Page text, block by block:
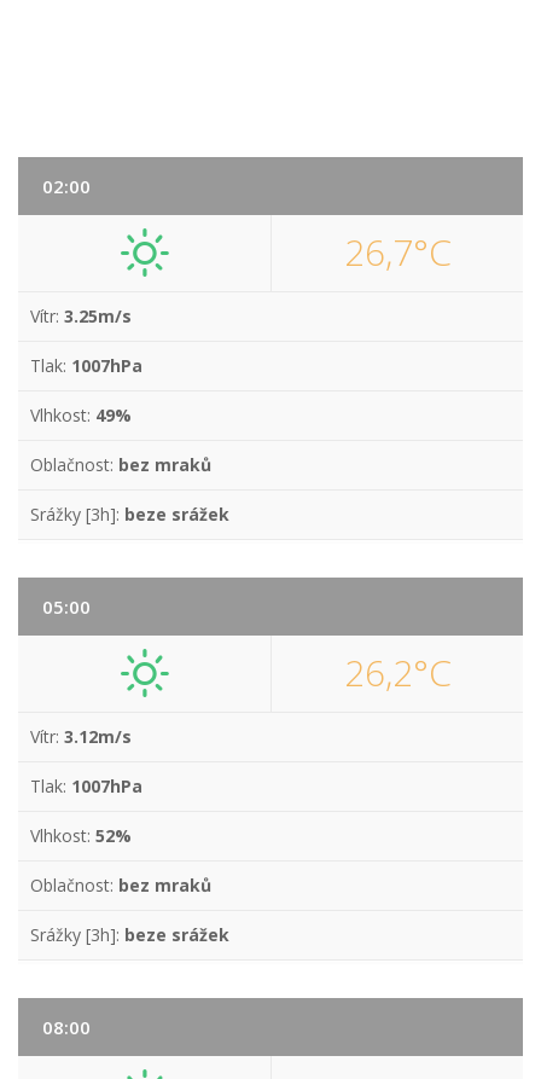
02:00
26,7°C
Vítr: 3.25m/s
Tlak: 1007hPa
Vlhkost: 49%
Oblačnost: bez mraků
Srážky [3h]: beze srážek
05:00
26,2°C
Vítr: 3.12m/s
Tlak: 1007hPa
Vlhkost: 52%
Oblačnost: bez mraků
Srážky [3h]: beze srážek
08:00